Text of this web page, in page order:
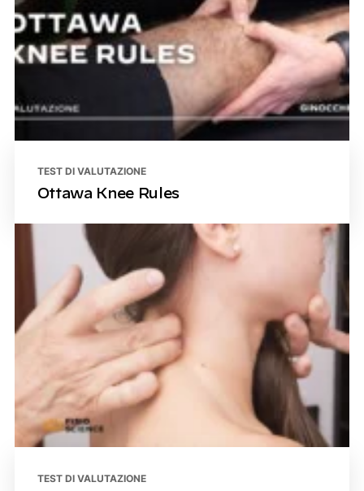
TEST DI VALUTAZIONE
Ottawa Knee Rules
TEST DI VALUTAZIONE